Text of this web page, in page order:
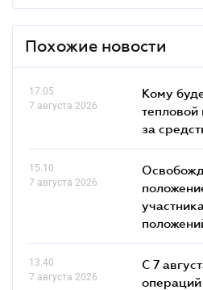
Похожие новости
17.05
7 августа 2026
Кому
тепловой
за
15.10
7 августа 2026
13.40
7 августа 2026
С 7